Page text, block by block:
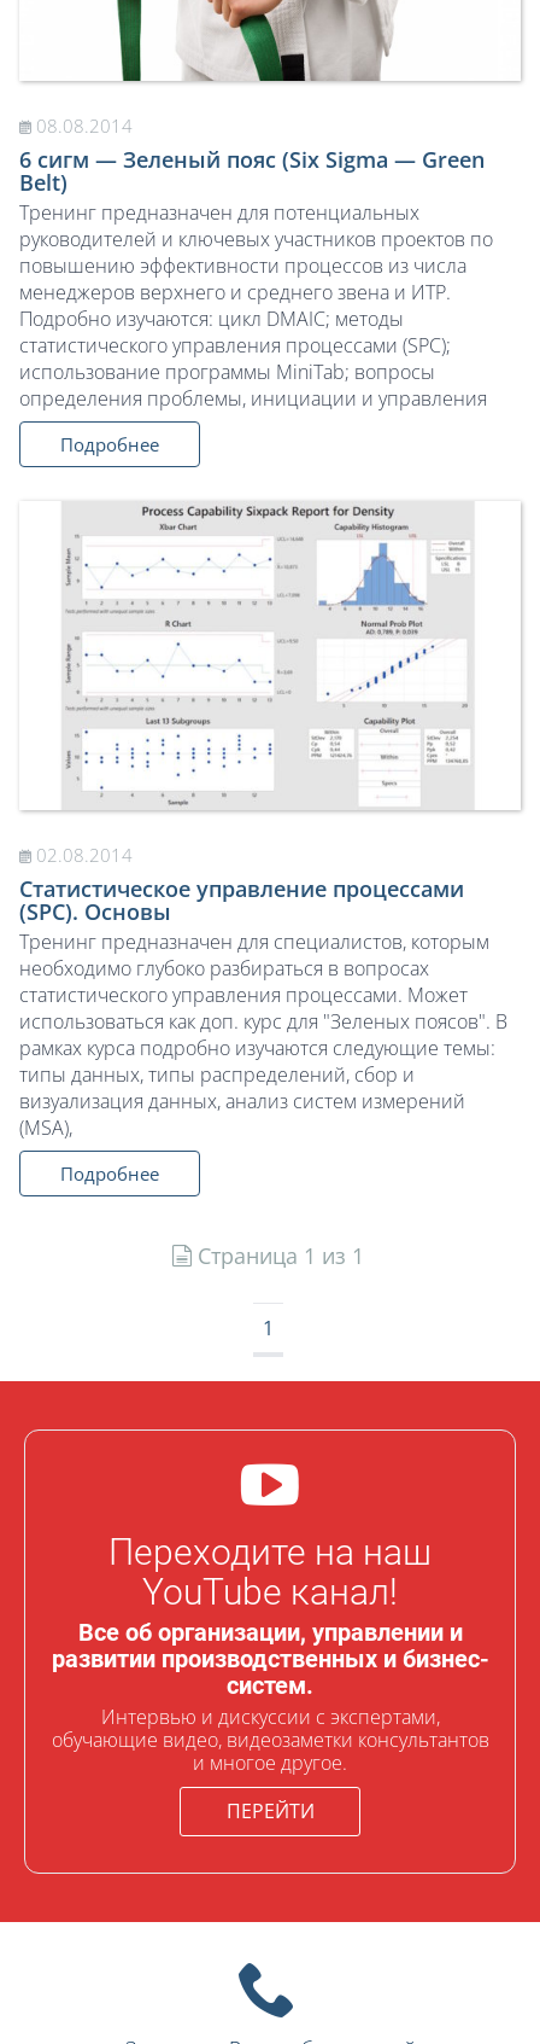
08.08.2014
6 сигм — Зеленый пояс (Six Sigma — Green
Belt)
Тренинг предназначен для потенциальных
руководителей и ключевых участников проектов по
повышению эффективности процессов из числа
менеджеров верхнего и среднего звена и ИТР.
Подробно изучаются: цикл DMAIC; методы
статистического управления процессами (SPC);
использование программы MiniTab; вопросы
определения проблемы, инициации и управления
Подробнее
02.08.2014
Статистическое управление процессами
(SPC). Основы
Тренинг предназначен для специалистов, которым
необходимо глубоко разбираться в вопросах
статистического управления процессами. Может
использоваться как доп. курс для "Зеленых поясов". В
рамках курса подробно изучаются следующие темы:
типы данных, типы распределений, сбор и
визуализация данных, анализ систем измерений
(MSA),
Подробнее
Страница 1 из 1
1
Переходите на наш
YouTube канал!
Все об организации, управлении и
развитии производственных и бизнес-
систем.
Интервью и дискуссии с экспертами,
обучающие видео, видеозаметки консультантов
и многое другое.
ПЕРЕЙТИ